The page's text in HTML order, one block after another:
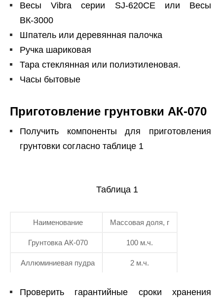
Весы Vibra серии SJ-620CE или Весы
ВК-3000
Шпатель или деревянная палочка
Ручка шариковая
Тара стеклянная или полиэтиленовая.
Часы бытовые
Приготовление грунтовки АК-070
Получить компоненты для приготовления
грунтовки согласно таблице 1
Таблица 1
Наименование Массовая доля, г
Грунтовка АК-070 100 м.ч.
Аллюминиевая пудра 2 м.ч.
Проверить гарантийные сроки хранения